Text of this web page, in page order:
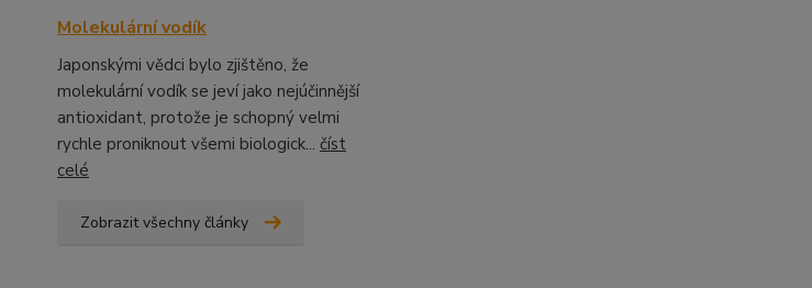
Molekulární vodík
Japonskými vědci bylo zjištěno, že
molekulární vodík se jeví jako nejúčinnější
antioxidant, protože je schopný velmi
rychle proniknout všemi biologick... číst
celé
Zobrazit všechny články